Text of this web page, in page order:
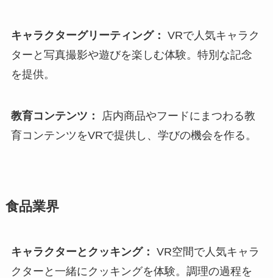
キャラクターグリーティング： VRで人気キャラク
ターと写真撮影や遊びを楽しむ体験。特別な記念
を提供。
教育コンテンツ：
店内商品やフードにまつわる教
育コンテンツをVRで提供し、学びの機会を作る。
食品業界
キャラクターとクッキング： VR空間で人気キャラ
クターと一緒にクッキングを体験。調理の過程を